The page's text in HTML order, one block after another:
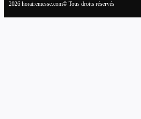
2026 horairemesse.com© Tous droits réservés